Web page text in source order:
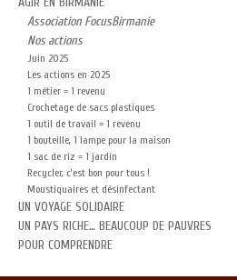
Association FocusBirmanie
Nos actions
Juin 2025
Les actions en 2025
1 métier = 1 revenu
Crochetage de sacs plastiques
1 outil de travail = 1 revenu
1 bouteille, 1 lampe pour la maison
1 sac de riz = 1 jardin
Recycler, c’est bon pour tous !
Moustiquaires et désinfectant
UN VOYAGE SOLIDAIRE
UN PAYS RICHE… BEAUCOUP DE PAUVRES
POUR COMPRENDRE